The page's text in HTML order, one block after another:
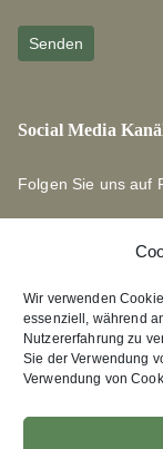
Wir verwenden
essenziell, während
Nutzererfahrung zu
Sie der Verwendung
Verwendung von
Social Media
Folgen Sie uns auf
Links zu unseren
Edition Bärenklau